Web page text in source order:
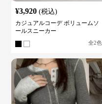
¥3,920 (税込)
カジュアルコーデ ボリュームソ
ールスニーカー
全2色